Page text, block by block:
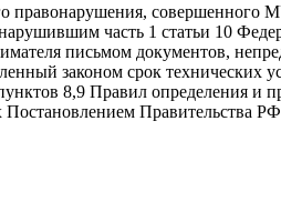
правонарушения, совершенного
часть 1 статьи 10
письмом документов,
законом срок технических
8,9 Правил определения и
Постановлением Правительства